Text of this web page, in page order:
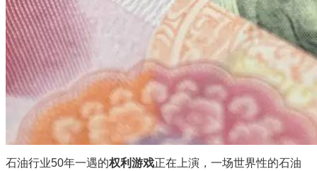
石油行业50年一遇的权利游戏正在上演，一场世界性的石油